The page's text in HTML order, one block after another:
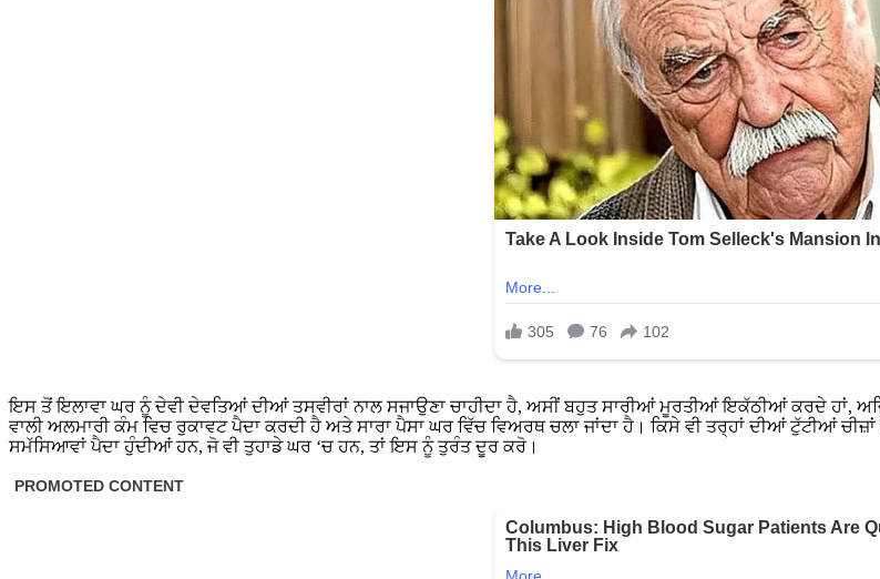
ਇਸ ਤੋਂ ਇਲਾਵਾ ਘਰ ਨੂੰ ਦੇਵੀ ਦੇਵਤਿਆਂ ਦੀਆਂ ਤਸਵੀਰਾਂ ਨਾਲ ਸਜਾਉਣਾ ਚਾਹੀਦਾ ਹੈ, ਅਸੀਂ ਬਹੁਤ ਸਾਰੀਆਂ ਮੂਰਤੀਆਂ ਇਕੱਠੀਆਂ ਕਰਦੇ ਹਾਂ,
ਵਾਲੀ ਅਲਮਾਰੀ ਕੰਮ ਵਿਚ ਰੁਕਾਵਟ ਪੈਦਾ ਕਰਦੀ ਹੈ ਅਤੇ ਸਾਰਾ ਪੈਸਾ ਘਰ ਵਿੱਚ ਵਿਅਰਥ ਚਲਾ ਜਾਂਦਾ ਹੈ। ਕਿਸੇ ਵੀ ਤਰ੍ਹਾਂ ਦੀਆਂ ਟੁੱਟੀਆਂ
ਸਮੱਸਿਆਵਾਂ ਪੈਦਾ ਹੁੰਦੀਆਂ ਹਨ, ਜੋ ਵੀ ਤੁਹਾਡੇ ਘਰ ‘ਚ ਹਨ, ਤਾਂ ਇਸ ਨੂੰ ਤੁਰੰਤ ਦੂਰ ਕਰੋ।